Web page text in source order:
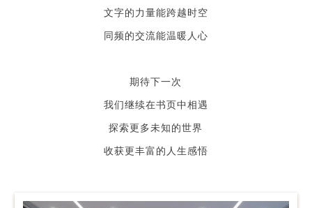
文字的力量能跨越时空
同频的交流能温暖人心
期待下一次
我们继续在书页中相遇
探索更多未知的世界
收获更丰富的人生感悟